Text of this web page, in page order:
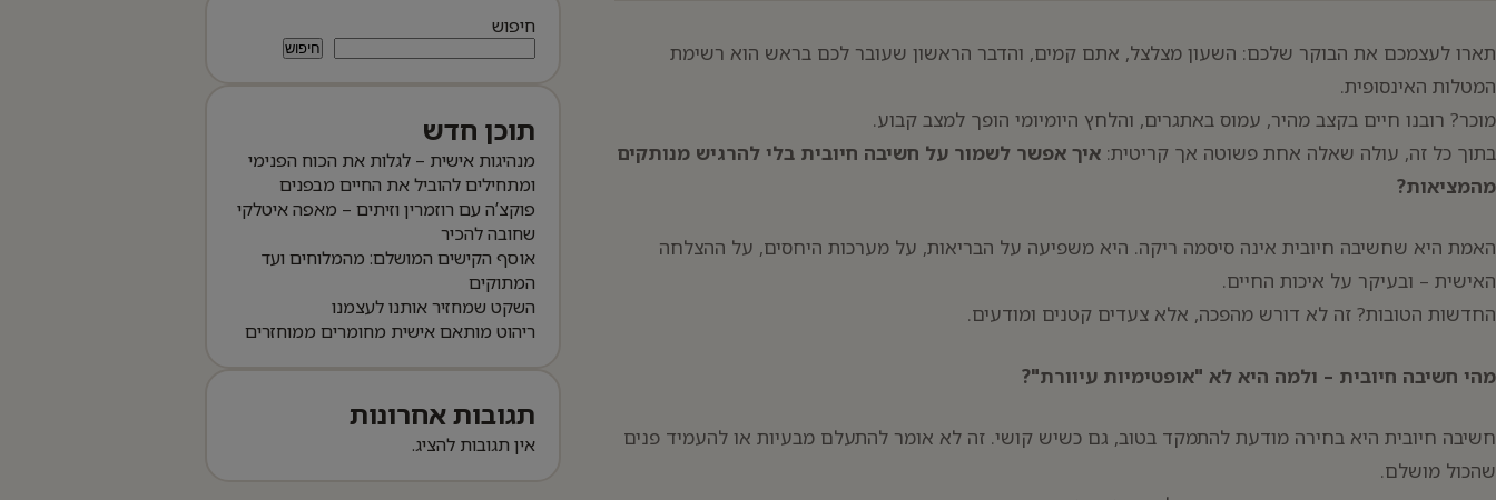
חיפוש:
תארו לעצמכם את הבוקר שלכם: השעון מצלצל, אתם קמים, והדבר הראשון שעובר לכם בראש הוא רשימת
המטלות האינסופית.
מוכר? רובנו חיים בקצב מהיר, עמוס באתגרים, והלחץ היומיומי הופך למצב קבוע.
בתוך כל זה, עולה שאלה אחת פשוטה אך קריטית: איך אפשר לשמור על חשיבה חיובית בלי להרגיש מנותקים
מהמציאות?
האמת היא שחשיבה חיובית אינה סיסמה ריקה. היא משפיעה על הבריאות, על מערכות היחסים, על ההצלחה
האישית – ובעיקר על איכות החיים.
החדשות הטובות? זה לא דורש מהפכה, אלא צעדים קטנים ומודעים.
מהי חשיבה חיובית – ולמה היא לא "אופטימיות עיוורת"?
חשיבה חיובית היא בחירה מודעת להתמקד בטוב, גם כשיש קושי. זה לא אומר להתעלם מבעיות או להעמיד פנים
שהכול מושלם.
חיפוש
חיפוש
תוכן חדש
מנהיגות אישית – לגלות את הכוח הפנימי
ומתחילים להוביל את החיים מבפנים
פוקצ’ה עם רוזמרין וזיתים – מאפה איטלקי
שחובה להכיר
אוסף הקישים המושלם: מהמלוחים ועד
המתוקים
השקט שמחזיר אותנו לעצמנו
ריהוט מותאם אישית מחומרים ממוחזרים
תגובות אחרונות
אין תגובות להציג.